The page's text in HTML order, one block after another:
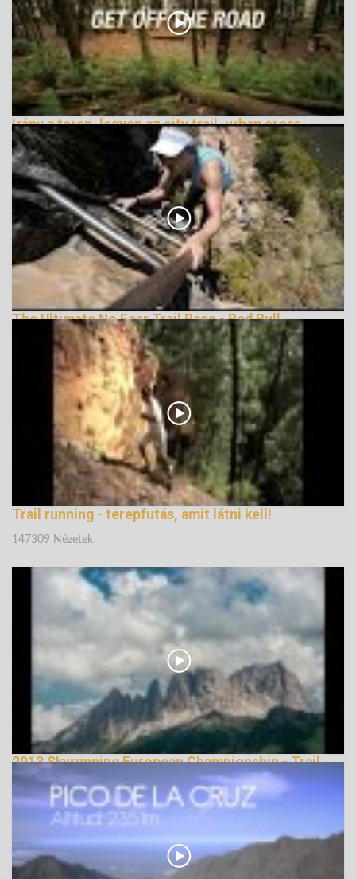
Irány a terep, legyen az city trail, urban cross
vagy terepfutás
162847 Nézetek
The Ultimate No Fear Trail Race - Red Bull
LionHeart
162121 Nézetek
Trail running - terepfutás, amit látni kell!
147309 Nézetek
2013 Skyrunning European Championship - Trail
Running
144932 Nézetek